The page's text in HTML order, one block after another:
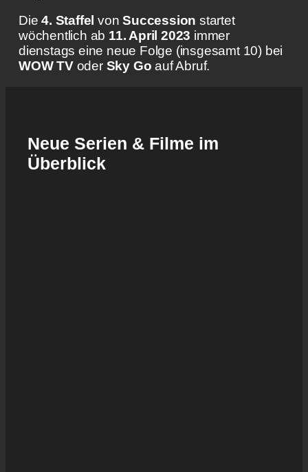
Die4. Staffel vonSuccession startet
wöchentlich ab 11. April 2023 immer
dienstags eine neue Folge (insgesamt 10) bei
WOW TVoder Sky Go auf Abruf.
Neue Serien & Filme im
Überblick